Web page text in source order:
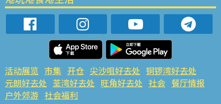
活动展览 市集 开仓 尖沙咀好去处 铜锣湾好去处
元朗好去处 荃湾好去处 旺角好去处 社会 餐厅情报
户外郊游 社会福利